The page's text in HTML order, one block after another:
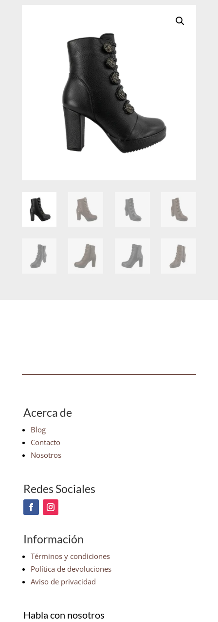
Acerca de
Blog
Contacto
Nosotros
Redes Sociales
Información
Términos y condiciones
Política de devoluciones
Aviso de privacidad
Habla con nosotros